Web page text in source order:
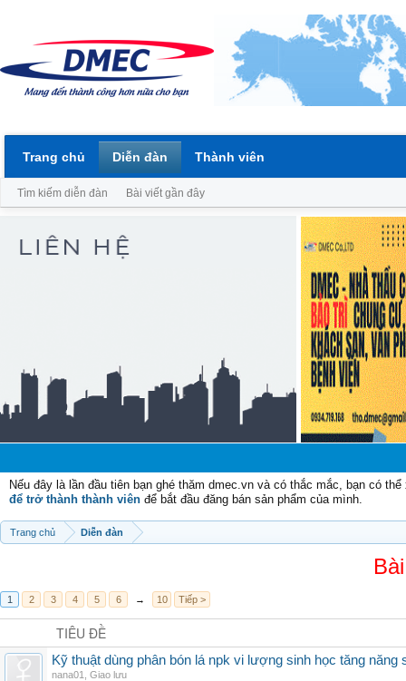
Nếu đây là lần đầu tiên bạn ghé thăm dmec.vn và có thắc mắc, bạn có
để trở thành thành viên để bắt đầu đăng bán sản phẩm của mình.
Trang chủ Diễn đàn
1 2 3 4 5 6 → 10 Tiếp >
TIÊU ĐỀ
Kỹ thuật dùng phân bón lá npk vi lượng sinh học tăng năng
nana01
Giao lưu
Trang chủ Diễn đàn
Tìm kiếm diễn đàn Bài viết gần đây
Thành viên